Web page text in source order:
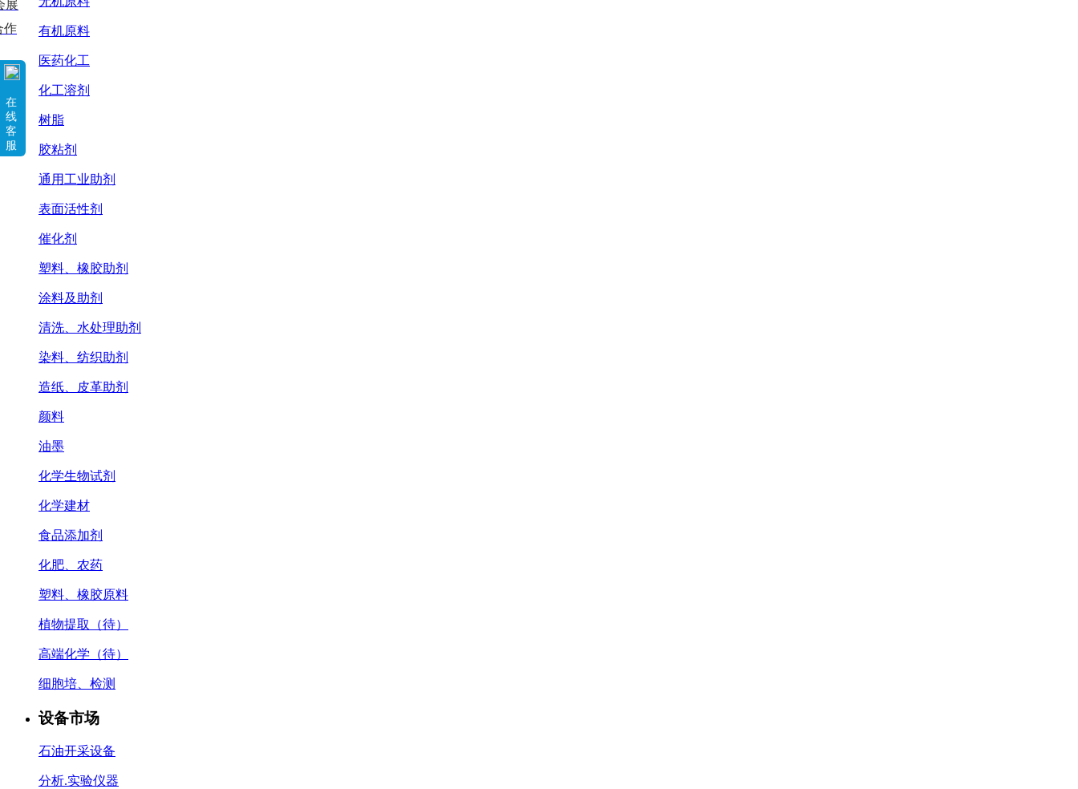
有机原料
医药化工
化工溶剂
树脂
胶粘剂
通用工业助剂
表面活性剂
催化剂
塑料、橡胶助剂
涂料及助剂
清洗、水处理助剂
染料、纺织助剂
造纸、皮革助剂
颜料
油墨
化学生物试剂
化学建材
食品添加剂
化肥、农药
塑料、橡胶原料
植物提取（待）
高端化学（待）
细胞培、检测
设备市场
石油开采设备
分析.实验仪器
展
作
在
线
客
服